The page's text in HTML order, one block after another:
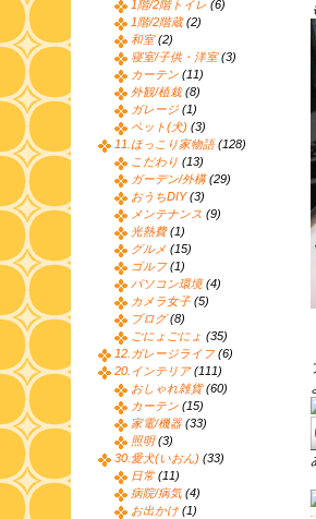
1階/2階トイレ (6)
1階/2階蔵(2)
和室(2)
寝室/子供・洋室(3)
カーテン (11)
外観/植栽(8)
ガレージ (1)
ペット(犬) (3)
11.ほっこり家物語(128)
こだわり (13)
ガーデン/外構(29)
おうちDIY(3)
メンテナンス (9)
光熱費(1)
グルメ (15)
ゴルフ (1)
パソコン環境(4)
カメラ女子 (5)
ブログ(8)
ごにょごにょ (35)
12.ガレージライフ (6)
20.インテリア(111)
おしゃれ雑貨(60)
カーテン (15)
家電/機器 (33)
照明(3)
30.愛犬(いおん) (33)
日常 (11)
病院/病気 (4)
お出かけ (1)